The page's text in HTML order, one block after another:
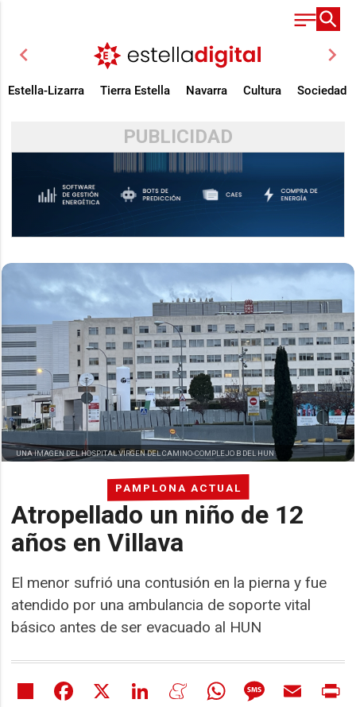
chevron_left chevron_right
Estella-Lizarra Tierra Estella Navarra Cultura Sociedad
PUBLICIDAD
PAMPLONA ACTUAL
Atropellado un niño de 12
años en Villava
El menor sufrió una contusión en la pierna y fue
atendido por una ambulancia de soporte vital
básico antes de ser evacuado al HUN
UNA IMAGEN DEL HOSPITAL VIRGEN DEL CAMINO-COMPLEJO B DEL HUN
Share Facebook LinkedIn MeneameWhatsAppMessageEmail